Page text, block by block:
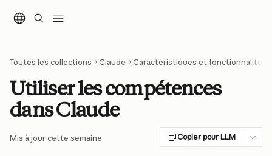
Toutes les collections Claude Caractéristiques et fonctionnalités
Utiliser les compétences
dans Claude
Mis à jour cette semaine Copier pour LLM